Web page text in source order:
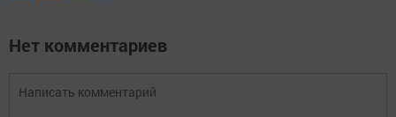
Нет комментариев